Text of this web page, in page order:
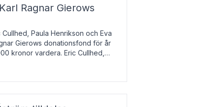
Ragnar Gierows
Paula Henrikson och Eva
Gierows donationsfond för år
kronor vardera. Eric Cullhed,